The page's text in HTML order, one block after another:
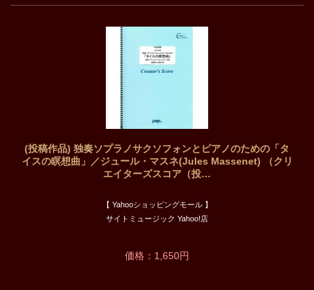
(投稿作品) 独奏ソプラノサクソフォンとピアノのための「タ
イスの瞑想曲」／ジュール・マスネ(Jules Massenet) （クリ
エイターズスコア（投…
【 Yahooショッピングモール 】
サイトミュージック Yahoo!店
価格：1,650円